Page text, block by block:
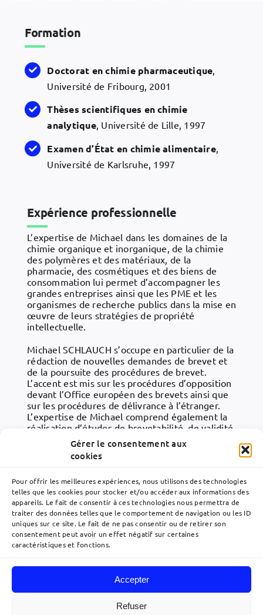
Gérer le consentement aux
cookies
Pour offrir les meilleures expériences, nous utilisons des technologies
telles que les cookies pour stocker et/ou accéder aux informations des
appareils. Le fait de consentir à ces technologies nous permettra de
traiter des données telles que le comportement de navigation ou les ID
uniques sur ce site. Le fait de ne pas consentir ou de retirer son
consentement peut avoir un effet négatif sur certaines
caractéristiques et fonctions.
Accepter
Refuser
Formation
Doctorat en chimie pharmaceutique
Université de Fribourg, 2001
Thèsesscientifiques en chimie
analytique, Université de Lille, 1997
Examend’État en chimie alimentaire,
Université de Karlsruhe, 1997
Expérience professionnelle
L’expertise de Michael dans les domaines de la
chimie organique et inorganique, de la chimie
des polymères et des matériaux, de la
pharmacie, des cosmétiques et des biens de
consommation lui permet d’accompagner les
grandes entreprises ainsi que les PME et les
organismes de recherche publics dans la mise en
œuvre de leurs stratégies de propriété
intellectuelle.
Michael SCHLAUCH s’occupe en particulier de la
rédaction de nouvelles demandes de brevet et
de la poursuite des procédures de brevet.
L’accent est mis sur les procédures d’opposition
devant l’Office européen des brevets ainsi que
sur les procédures de délivrance à l’étranger.
L’expertise de Michael comprend également la
réalisation d’études de brevetabilité, de validité
et de liberté d’exploitation. Il conseille
également ses clients en matière de marques et
sur certains aspects de la loi allemande sur les
Navigation